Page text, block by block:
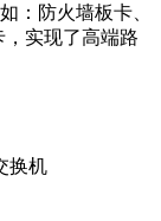
：防火墙板卡、
实现了高端路